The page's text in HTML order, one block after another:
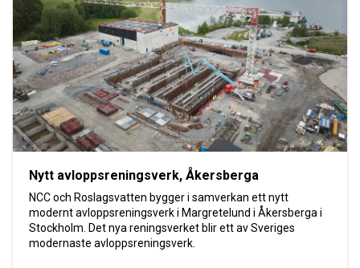
Nytt avloppsreningsverk, Åkersberga
NCC och Roslagsvatten bygger i samverkan ett nytt
modernt avloppsreningsverk i Margretelund i Åkersberga i
Stockholm. Det nya reningsverket blir ett av Sveriges
modernaste avloppsreningsverk.